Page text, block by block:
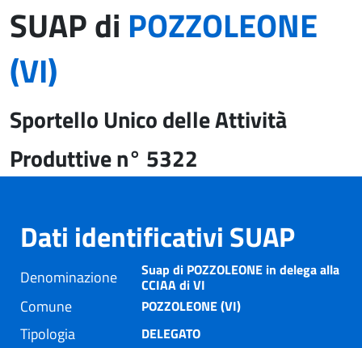
SUAP di POZZOLEONE
(VI)
Sportello Unico delle Attività
Produttive n° 5322
Dati identificativi SUAP
Denominazione Suap di POZZOLEONE in delega alla
CCIAA di VI
Comune POZZOLEONE (VI)
Tipologia DELEGATO